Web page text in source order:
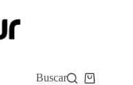
Buscar